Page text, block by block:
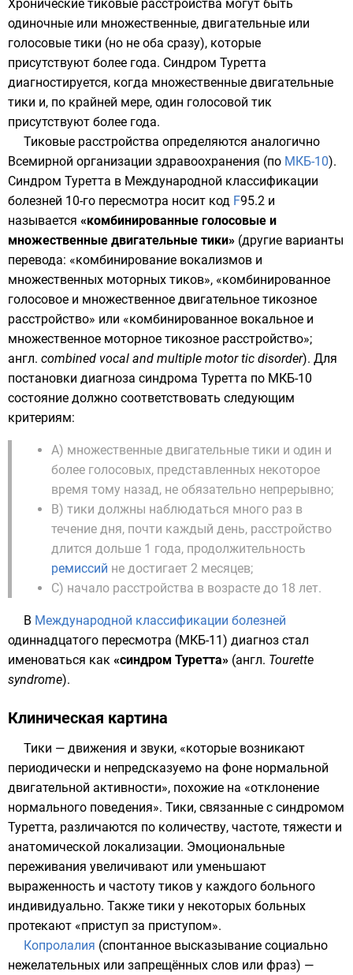
Хронические тиковые расстройства могут быть
одиночные или множественные, двигательные или
голосовые тики (но не оба сразу), которые
присутствуют более года. Синдром Туретта
диагностируется, когда множественные двигательные
тики и, по крайней мере, один голосовой тик
присутствуют более года.
Тиковые расстройства определяются аналогично
Всемирной организации здравоохранения (по МКБ-10).
Синдром Туретта в Международной классификации
болезней 10-го пересмотра носит код F95.2 и
называется «комбинированные голосовые и
множественные двигательные тики» (другие варианты
перевода: «комбинирование вокализмов и
множественных моторных тиков», «комбинированное
голосовое и множественное двигательное тикозное
расстройство» или «комбинированное вокальное и
множественное моторное тикозное расстройство»;
англ. combined vocal and multiple motor tic disorder). Для
постановки диагноза синдрома Туретта по МКБ-10
состояние должно соответствовать следующим
критериям:
A) множественные двигательные тики и один и
более голосовых, представленных некоторое
время тому назад, не обязательно непрерывно;
B) тики должны наблюдаться много раз в
течение дня, почти каждый день, расстройство
длится дольше 1 года, продолжительность
ремиссий не достигает 2 месяцев;
C) начало расстройства в возрасте до 18 лет.
В Международной классификации болезней
одиннадцатого пересмотра (МКБ-11) диагноз стал
именоваться как «синдром Туретта» (англ. Tourette
syndrome).
Клиническая картина
Тики — движения и звуки, «которые возникают
периодически и непредсказуемо на фоне нормальной
двигательной активности», похожие на «отклонение
нормального поведения». Тики, связанные с синдромом
Туретта, различаются по количеству, частоте, тяжести и
анатомической локализации. Эмоциональные
переживания увеличивают или уменьшают
выраженность и частоту тиков у каждого больного
индивидуально. Также тики у некоторых больных
протекают «приступ за приступом».
Копролалия (спонтанное высказывание социально
нежелательных или запрещённых слов или фраз) —